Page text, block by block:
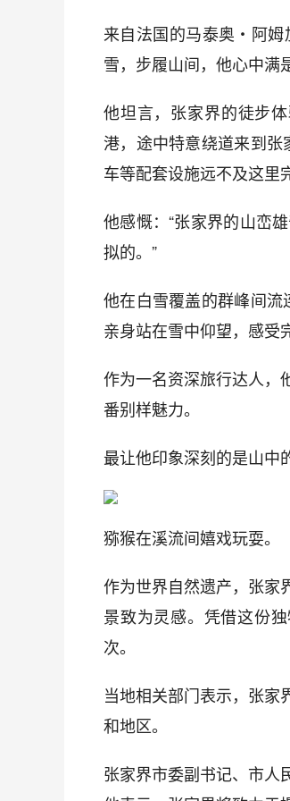
来自法国的马泰奥・阿
雪，步履山间，他心中满
他坦言，张家界的徒步
港，途中特意绕道来到张
车等配套设施远不及这里
他感慨：“张家界的山峦
拟的。”
他在白雪覆盖的群峰间流
亲身站在雪中仰望，感受
作为一名资深旅行达人，
番别样魅力。
最让他印象深刻的是山中
猕猴在溪流间嬉戏玩耍。
作为世界自然遗产，张家
景致为灵感。凭借这份
次。
当地相关部门表示，张家
和地区。
张家界市委副书记、市人